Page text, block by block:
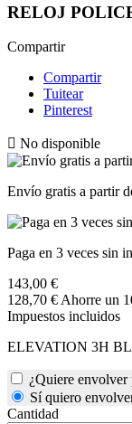
RELOJ
Compartir
Compartir
Tuitear
Pinterest
 No disponible
Envío gratis a partir
Paga en 3 veces sin
143,00 €
128,70 €Ahorre un
Impuestos incluidos
ELEVATION 3H
¿Quiere envolver
Sí quiero
Cantidad